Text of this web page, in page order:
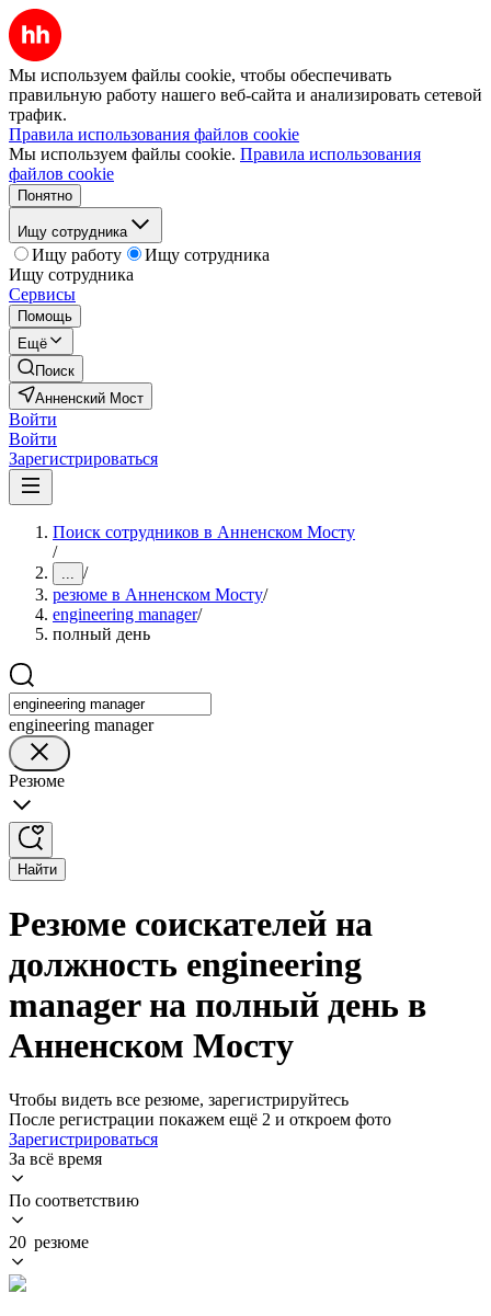
Мы используем файлы cookie, чтобы обеспечивать
правильную работу нашего веб-сайта и анализировать сетевой
трафик.
Правила использования файлов cookie
Мы используем файлы cookie. Правила использования
файлов cookie
Понятно
Ищу сотрудника
Ищу работу
Ищу сотрудника
Ищу сотрудника
Сервисы
Помощь
Ещё
Поиск
Анненский Мост
Войти
Войти
Зарегистрироваться
Поиск сотрудников в Анненском Мосту
/
... /
резюме в Анненском Мосту/
engineering manager/
полный день
engineering manager
Резюме
Найти
Резюме соискателей на
должность engineering
manager на полный день в
Анненском Мосту
Чтобы видеть все резюме, зарегистрируйтесь
После регистрации покажем ещё 2 и откроем фото
Зарегистрироваться
За всё время
По соответствию
20 резюме